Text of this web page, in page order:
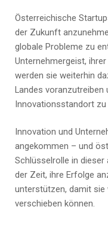
Österreichische
der Zukunft
globale Probleme zu
Unternehmergeist,
werden sie weiterhin
Landes voranzutreiben
Innovationsstandort zu
Innovation und
angekommen – und
Schlüsselrolle in dieser
der Zeit, ihre Erfolge
unterstützen, damit sie
verschieben können.